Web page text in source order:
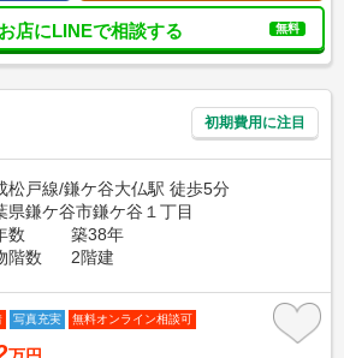
お店にLINEで相談する 無料
初期費用に注目
松戸線/鎌ケ谷大仏駅 徒歩5分
県鎌ケ谷市鎌ケ谷１丁目
数
築38年
階数
2階建
写真充実 無料オンライン相談可